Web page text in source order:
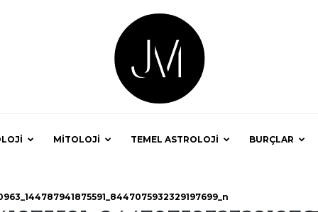
MİTOLOJİ TEMEL ASTROLOJİ BURÇLAR